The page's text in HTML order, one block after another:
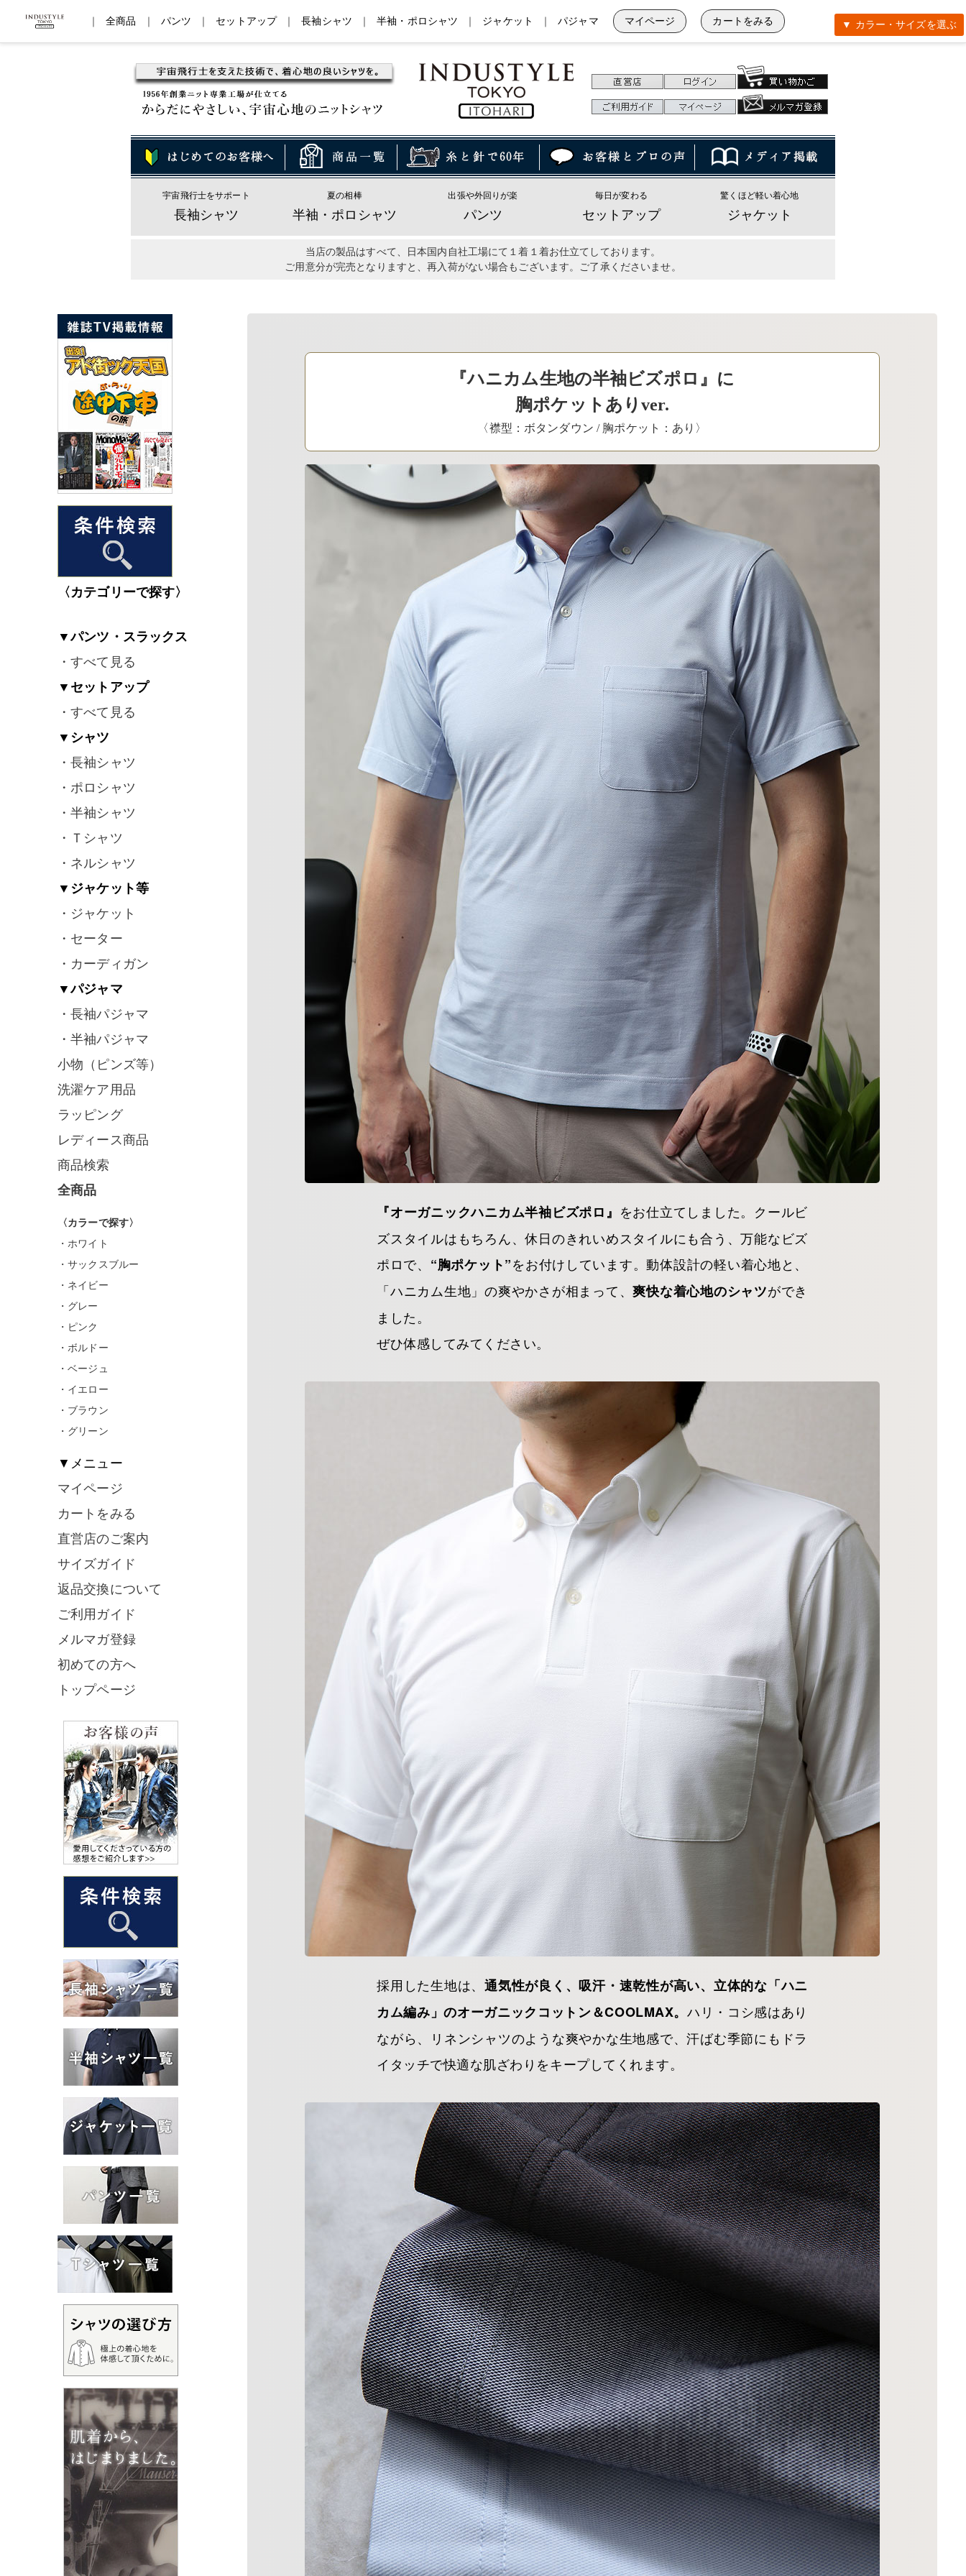
宇宙飛行士をサポート
長袖シャツ
夏の相棒
半袖・ポロシャツ
出張や外回りが楽
パンツ
毎日が変わる
セットアップ
驚くほど軽い着心地
ジャケット
当店の製品はすべて、日本国内自社工場にて１着１着お仕立てしております。
ご用意分が完売となりますと、再入荷がない場合もございます。ご了承くださいませ。
｜ 全商品 ｜ パンツ ｜ セットアップ ｜ 長袖シャツ ｜ 半袖・ポロシャツ ｜ ジャケット ｜ パジャマ マイページ カートをみる ▼ カラー・サイズを選ぶ
〈カテゴリーで探す〉
▼パンツ・スラックス
・すべて見る
▼セットアップ
・すべて見る
▼シャツ
・長袖シャツ
・ポロシャツ
・半袖シャツ
・Ｔシャツ
・ネルシャツ
▼ジャケット等
・ジャケット
・セーター
・カーディガン
▼パジャマ
・長袖パジャマ
・半袖パジャマ
小物（ピンズ等）
洗濯ケア用品
ラッピング
レディース商品
商品検索
全商品
〈カラーで探す〉
・ホワイト
・サックスブルー
・ネイビー
・グレー
・ピンク
・ボルドー
・ベージュ
・イエロー
・ブラウン
・グリーン
▼メニュー
マイページ
カートをみる
直営店のご案内
サイズガイド
返品交換について
ご利用ガイド
メルマガ登録
初めての方へ
トップページ
『ハニカム生地の半袖ビズポロ』に
胸ポケットありver.
〈襟型：ボタンダウン / 胸ポケット：あり〉
『オーガニックハニカム半袖ビズポロ』 をお仕立てしました。クールビ
ズスタイルはもちろん、休日のきれいめスタイルにも合う、万能なビズ
ポロで、 “胸ポケット”をお付けしています。動体設計の軽い着心地と、
「ハニカム生地」の爽やかさが相まって、爽快な着心地のシャツができ
ました。
ぜひ体感してみてください。
採用した生地は、通気性が良く、吸汗・速乾性が高い、立体的な「ハニ
カム編み」のオーガニックコットン＆COOLMAX。ハリ・コシ感はあり
ながら、リネンシャツのような爽やかな生地感で、汗ばむ季節にもドラ
イタッチで快適な肌ざわりをキープしてくれます。